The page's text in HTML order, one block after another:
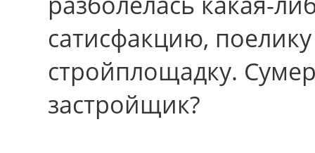
сатисфакцию,
стройплощадку.
застройщик?